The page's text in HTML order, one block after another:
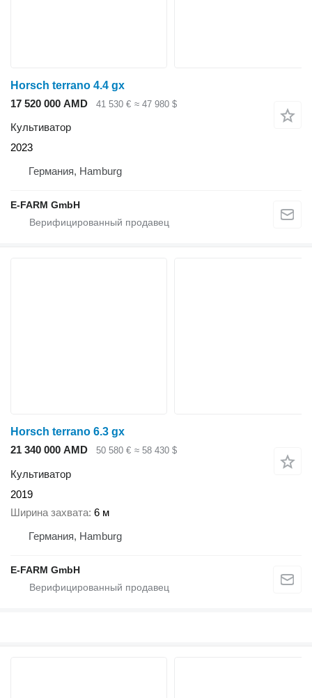
Horsch terrano 4.4 gx
17 520 000 AMD
41 530 € ≈ 47 980 $
Культиватор
2023
Германия, Hamburg
E-FARM GmbH
Horsch terrano 6.3 gx
21 340 000 AMD
50 580 € ≈ 58 430 $
Культиватор
2019
Ширина захвата 6 м
Германия, Hamburg
E-FARM GmbH